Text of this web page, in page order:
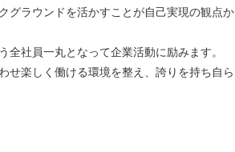
グラウンドを活かすことが自己実現の観点か
社員一丸となって企業活動に励みます。
楽しく働ける環境を整え、誇りを持ち自ら